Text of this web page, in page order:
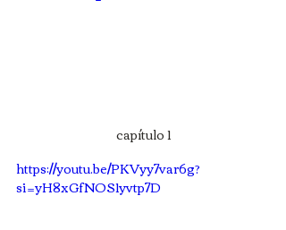
capítulo 1
https://youtu.be/PKVyy7var6g?
si=yH8xGfNOS1yvtp7D